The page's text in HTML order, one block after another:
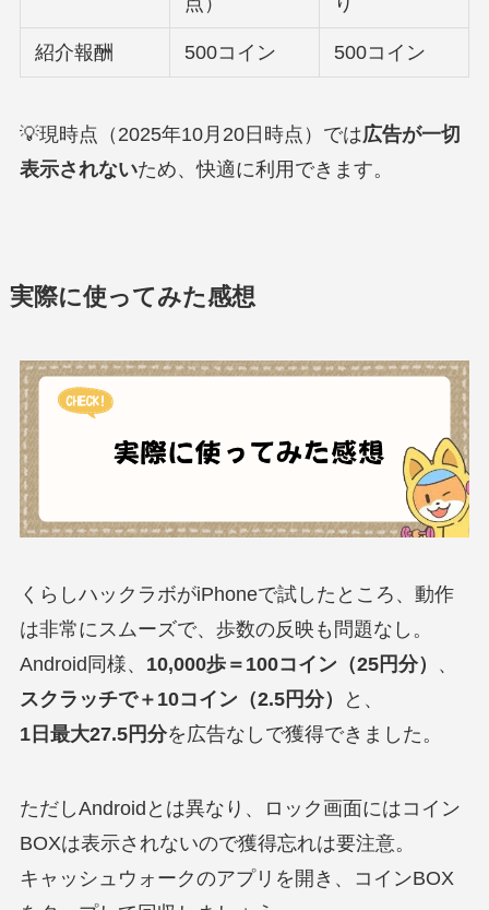
紹介報酬 500コイン 500コイン
💡現時点（2025年10月20日時点）では広告が一切
表示されないため、快適に利用できます。
実際に使ってみた感想
くらしハックラボがiPhoneで試したところ、動作
は非常にスムーズで、歩数の反映も問題なし。
Android同様、 10,000歩＝100コイン（25円分）
、
スクラッチで＋10コイン（2.5円分）
と、
1日最大27.5円分を広告なしで獲得できました。
ただしAndroidとは異なり、ロック画面にはコイン
BOXは表示されないので獲得忘れは要注意。
キャッシュウォークのアプリを開き、コインBOX